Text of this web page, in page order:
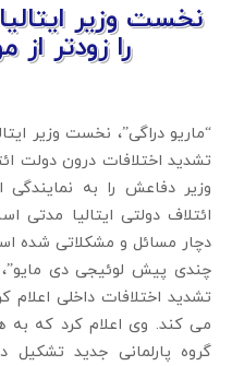
نخست وزیر
را زودتر از
“ماریو دراگی”، نخست وزیر
تشدید اختلافات درون دولت
وزیر دفاعش را به
ائتلاف دولتی ایتالیا
دچار مسائل و مشکلاتی شده
چندی پیش لوئیجی دی مایو”،
تشدید اختلافات داخلی
می کند. وی اعلام کرد که
گروه پارلمانی جدید تشکیل